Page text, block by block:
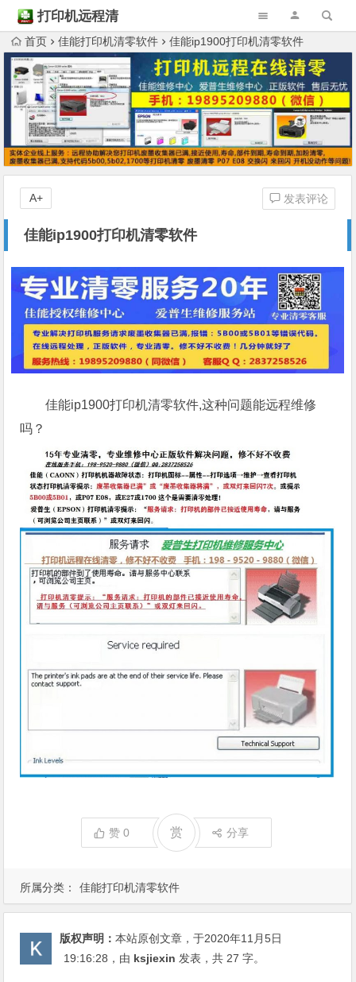
打印机远程清
零首页 佳能打印机清零软件 佳能ip1900打印机清零软件
佳能ip1900打印机清零软件
发表评论
A+
所属分类： 佳能打印机清零软件
佳能ip1900打印机清零软件,这种问题能远程维修
吗？
赞0 赏 分享
版权声明：本站原创文章，于2020年11月5日
19:16:28 ，由 ksjiexin 发表，共 27 字。